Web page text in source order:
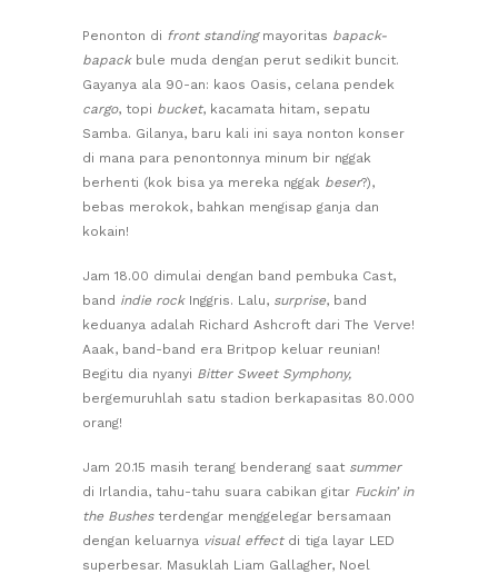
Penonton di front standingmayoritas bapack-
bapackbule muda dengan perut sedikit buncit.
Gayanya ala 90-an: kaos Oasis, celana pendek
cargo, topi bucket, kacamata hitam, sepatu
Samba. Gilanya, baru kali ini saya nonton konser
di mana para penontonnya minum bir nggak
berhenti (kok bisa ya mereka nggak beser?),
bebas merokok, bahkan mengisap ganja dan
kokain!
Jam 18.00 dimulai dengan band pembuka Cast,
band indie rockInggris. Lalu, surprise, band
keduanya adalah Richard Ashcroft dari The Verve!
Aaak, band-band era Britpop keluar reunian!
Begitu dia nyanyi Bitter Sweet Symphony,
bergemuruhlah satu stadion berkapasitas 80.000
orang!
Jam 20.15 masih terang benderang saat summer
di Irlandia, tahu-tahu suara cabikan gitar Fuckin’ in
the Bushesterdengar menggelegar bersamaan
dengan keluarnya visual effectdi tiga layar LED
superbesar. Masuklah Liam Gallagher, Noel